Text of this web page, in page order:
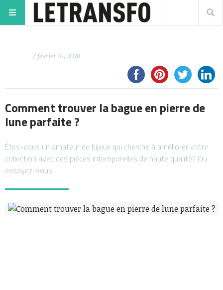
/ février 16, 2020
Comment trouver la bague en pierre de
lune parfaite ?
Êtes-vous un amateur de bijoux qui cherche à améliorer votre
collection avec des pièces intemporelles de haute qualité? Ou
essayez-vous…